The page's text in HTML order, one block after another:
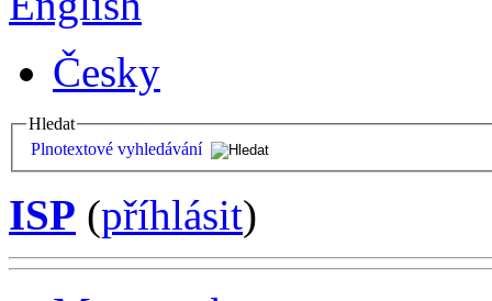
Česky
Hledat
Plnotextové vyhledávání
ISP (příhlásit)